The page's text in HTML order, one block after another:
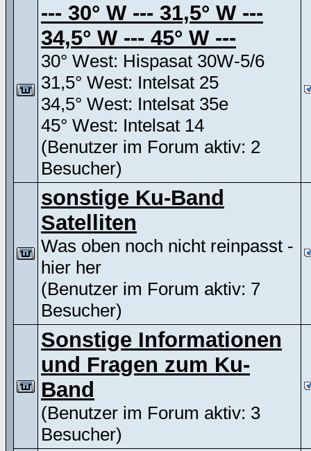
--- 30° W --- 31,5° W ---
34,5° W --- 45° W ---
30° West: Hispasat 30W-5/6
31,5° West: Intelsat 25
34,5° West: Intelsat 35e
45° West: Intelsat 14
(Benutzer im Forum aktiv: 2
Besucher)
sonstige Ku-Band
Satelliten
Was oben noch nicht reinpasst -
hier her
(Benutzer im Forum aktiv: 7
Besucher)
Sonstige Informationen
und Fragen zum Ku-
Band
(Benutzer im Forum aktiv: 3
Besucher)